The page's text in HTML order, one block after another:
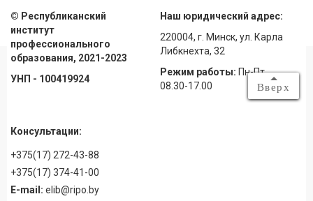
Вверх
© Республиканский
институт
профессионального
образования, 2021-2023
УНП - 100419924
Наш юридический адрес:
220004, г. Минск, ул. Карла
Либкнехта, 32
Режим работы: Пн-Пт
08.30-17.00
Консультации:
+375(17) 272-43-88
+375(17) 374-41-00
E-mail: elib@ripo.by